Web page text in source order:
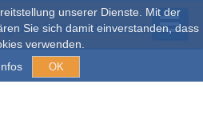
unserer Dienste. Mit der
Sie sich damit einverstanden, dass
verwenden.
OK